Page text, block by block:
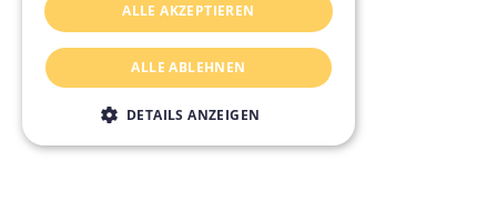
ALLE AKZEPTIEREN
ALLE ABLEHNEN
DETAILS ANZEIGEN